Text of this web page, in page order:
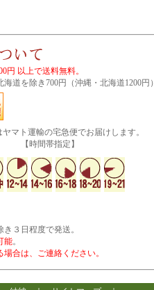
円 以上で送料無料。
道を除き700円（沖縄・北海道1200円）
マト運輸の宅急便でお届けします。
定】
３日程度で発送。
能。
合は、ご連絡ください。